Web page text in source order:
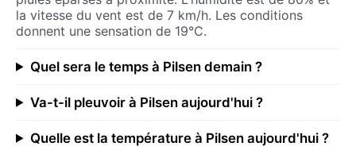
la vitesse du vent est de 7 km/h. Les conditions
donnent une sensation de 19°C.
Quel sera le temps à Pilsen demain ?
Va-t-il pleuvoir à Pilsen aujourd'hui ?
Quelle est la température à Pilsen aujourd'hui ?